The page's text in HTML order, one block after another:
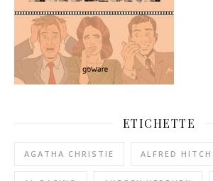
ETICHETTE
AGATHA CHRISTIE ALFRED